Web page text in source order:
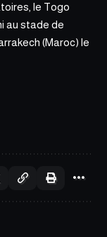
le Togo
au stade de
(Maroc) le